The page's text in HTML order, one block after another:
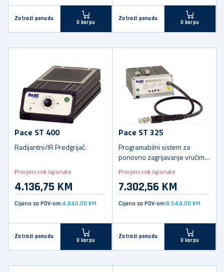
Zatraži ponudu
U korpu
Zatraži ponudu
U korpu
Pace ST 400
Radijantni/IR Predgrijač.
Provjeri rok isporuke
4.136,75 KM
Cijena sa PDV-om:4.840,00 KM
Zatraži ponudu
U korpu
Pace ST 325
Programabilni sistem za
ponovno zagrijavanje vrućim
Provjeri rok isporuke
7.302,56 KM
Cijena sa PDV-om:8.544,00 KM
Zatraži ponudu
U korpu